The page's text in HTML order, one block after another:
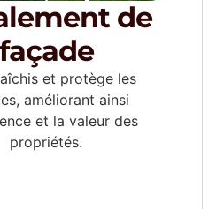
de
façade
et protège les
améliorant ainsi
et la valeur des
propriétés.